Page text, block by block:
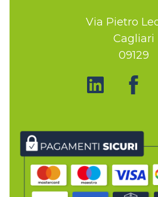
Via Pietro
Cagliari
09129